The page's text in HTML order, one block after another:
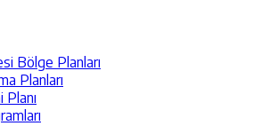
Bölge Planları
Planları